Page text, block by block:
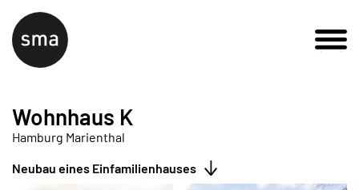
Wohnhaus K
Hamburg Marienthal
Neubau eines Einfamilienhauses